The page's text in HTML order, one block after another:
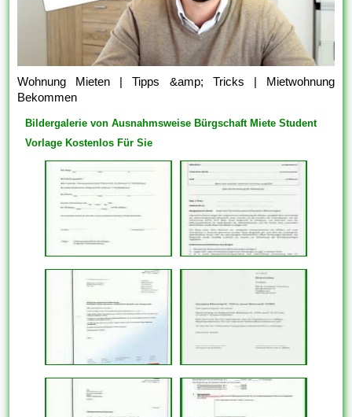
Wohnung Mieten | Tipps &amp; Tricks | Mietwohnung
Bekommen
Bildergalerie von Ausnahmsweise Bürgschaft Miete Student
Vorlage Kostenlos Für Sie